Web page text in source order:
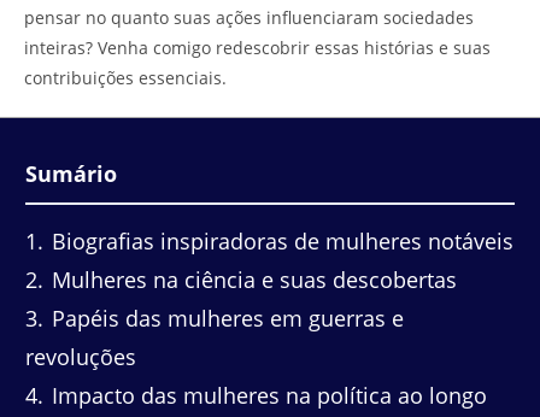
pensar no quanto suas ações influenciaram sociedades
inteiras? Venha comigo redescobrir essas histórias e suas
contribuições essenciais.
Sumário
1
Biografias inspiradoras de mulheres notáveis
2 Mulheres na ciência e suas descobertas
3 Papéis das mulheres em guerras e
revoluções
4 Impacto das mulheres na política ao longo